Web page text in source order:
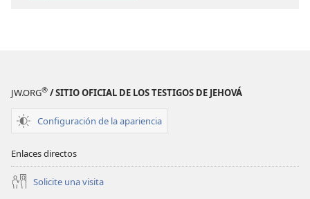
JW.ORG® / SITIO OFICIAL DE LOS TESTIGOS DE JEHOVÁ
Configuración de la apariencia
Enlaces directos
Solicite una visita